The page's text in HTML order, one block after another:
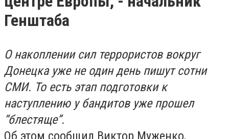
Генштаба
О накоплении сил террористов вокруг
Донецка уже не один день пишут сотни
СМИ. То есть этап подготовки к
наступлению у бандитов уже прошел
“блестяще”.
Об этом сообщил Виктор Муженко,